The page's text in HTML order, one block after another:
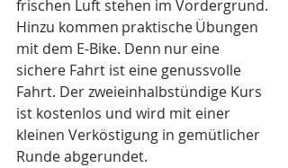
frischen Luft stehen im Vordergrund.
Hinzu kommen praktische Übungen
mit dem E-Bike. Denn nur eine
sichere Fahrt ist eine genussvolle
Fahrt. Der zweieinhalbstündige Kurs
ist kostenlos und wird mit einer
kleinen Verköstigung in gemütlicher
Runde abgerundet.